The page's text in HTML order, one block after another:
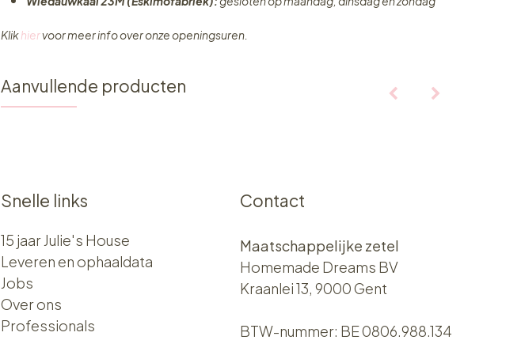
Klikhiervoor meer info over onze openingsuren.
Aanvullende producten
Snelle links
15 jaar Julie's House
Leveren en ophaaldata
Jobs
Over ons​​
Professionals
Contact
Maatschappelijke zetel
Homemade Dreams BV
Kraanlei 13, 9000 Gent
BTW-nummer: BE 0806.988.134